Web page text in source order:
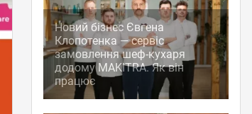
Новий бізнес Євгена
Клопотенка — сервіс
замовлення шеф-кухаря
додому MAKITRA. Як він
працює